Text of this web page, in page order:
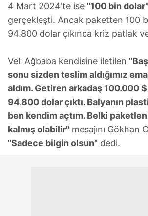
4 Mart 2024'te ise "100 bin
gerçekleşti. Ancak paketten 100
94.800 dolar çıkınca kriz patlak
Veli Ağbaba kendisine iletilen
sonu sizden teslim aldığımız
aldım. Getiren arkadaş 100.000
94.800 dolar çıktı. Balyanın
ben kendim açtım. Belki
kalmış olabilir" mesajını Gökhan
"Sadece bilgin olsun" dedi.